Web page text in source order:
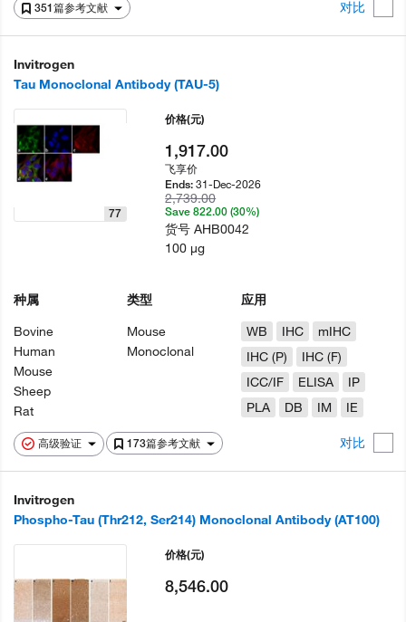
351篇参考文献 对比
Invitrogen
Tau Monoclonal Antibody (TAU-5)
高级验证 173篇参考文献 对比
77
种属
Bovine
Human
Mouse
Sheep
Rat
类型
Mouse
Monoclonal
应用
WB
IHC
mIHC
IHC (P)
IHC (F)
ICC/IF
ELISA
IP
PLA
DB IM IE
价格(元)
1,917.00
飞享价
Ends:31-Dec-2026
2,739.00
Save 822.00 (30%)
货号AHB0042
100 µg
Invitrogen
Phospho-Tau (Thr212, Ser214) Monoclonal Antibody (AT100)
价格(元)
8,546.00